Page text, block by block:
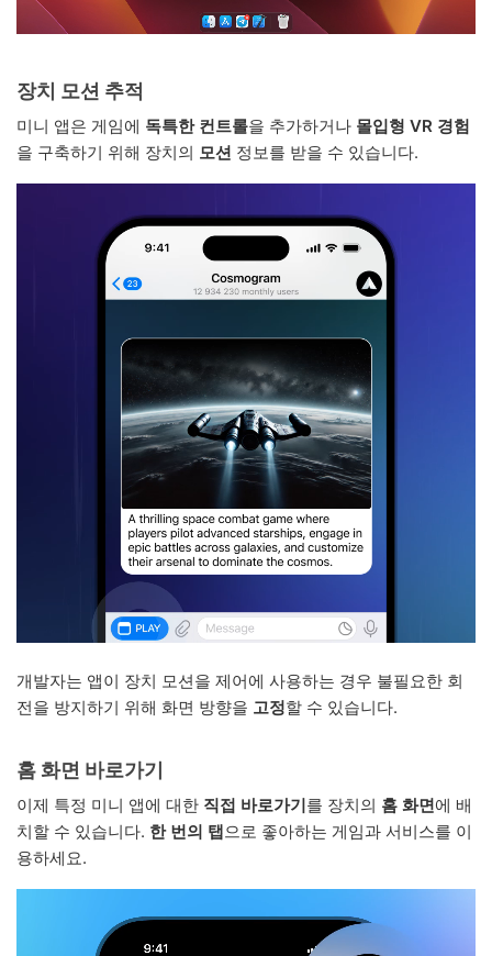
장치 모션 추적
미니 앱은 게임에 독특한 컨트롤을 추가하거나 몰입형 VR 경험
을 구축하기 위해 장치의 모션 정보를 받을 수 있습니다.
개발자는 앱이 장치 모션을 제어에 사용하는 경우 불필요한 회
전을 방지하기 위해 화면 방향을 고정할 수 있습니다.
홈 화면 바로가기
이제 특정 미니 앱에 대한 직접 바로가기를 장치의 홈 화면에 배
치할 수 있습니다. 한 번의 탭으로 좋아하는 게임과 서비스를 이
용하세요.